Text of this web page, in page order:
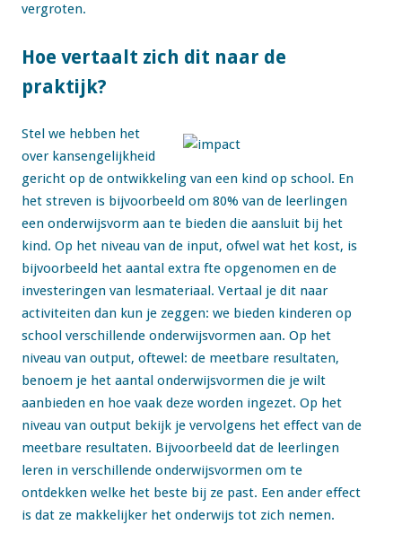
vergroten.
Hoe vertaalt zich dit naar de
praktijk?
Stel we hebben het
over kansengelijkheid
gericht op de ontwikkeling van een kind op school. En
het streven is bijvoorbeeld om 80% van de leerlingen
een onderwijsvorm aan te bieden die aansluit bij het
kind. Op het niveau van de input, ofwel wat het kost, is
bijvoorbeeld het aantal extra fte opgenomen en de
investeringen van lesmateriaal. Vertaal je dit naar
activiteiten dan kun je zeggen: we bieden kinderen op
school verschillende onderwijsvormen aan. Op het
niveau van output, oftewel: de meetbare resultaten,
benoem je het aantal onderwijsvormen die je wilt
aanbieden en hoe vaak deze worden ingezet. Op het
niveau van output bekijk je vervolgens het effect van de
meetbare resultaten. Bijvoorbeeld dat de leerlingen
leren in verschillende onderwijsvormen om te
ontdekken welke het beste bij ze past. Een ander effect
is dat ze makkelijker het onderwijs tot zich nemen.